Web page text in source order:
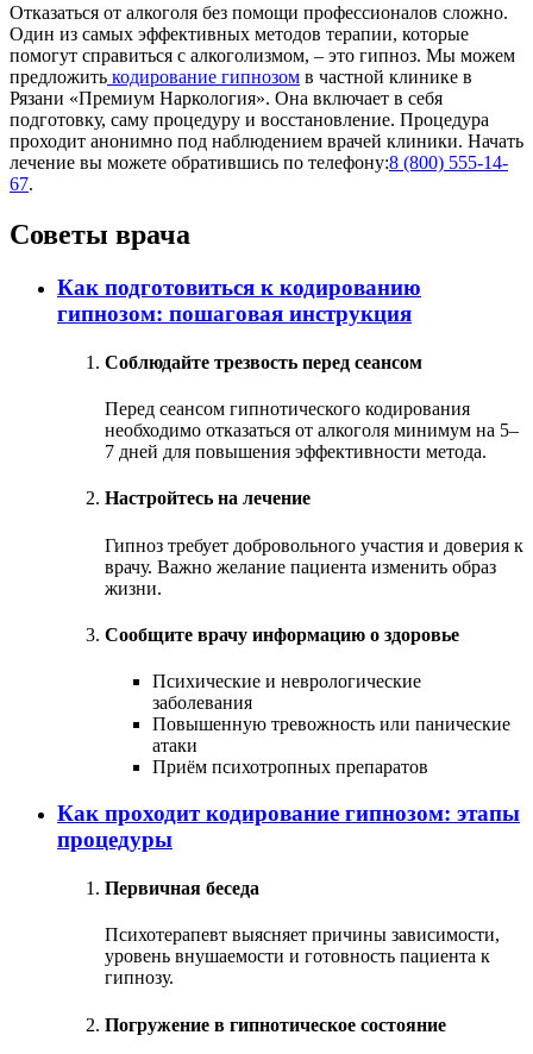
Отказаться от алкоголя без помощи профессионалов сложно.
Один из самых эффективных методов терапии, которые
помогут справиться с алкоголизмом, – это гипноз. Мы можем
предложить кодирование гипнозом в частной клинике в
Рязани «Премиум Наркология». Она включает в себя
подготовку, саму процедуру и восстановление. Процедура
проходит анонимно под наблюдением врачей клиники. Начать
лечение вы можете обратившись по телефону:8 (800) 555-14-
67.
Советы врача
Как подготовиться к кодированию
гипнозом: пошаговая инструкция
Соблюдайте трезвость перед сеансом
Перед сеансом гипнотического кодирования
необходимо отказаться от алкоголя минимум на 5–
7 дней для повышения эффективности метода.
Настройтесь на лечение
Гипноз требует добровольного участия и доверия к
врачу. Важно желание пациента изменить образ
жизни.
Сообщите врачу информацию о здоровье
Психические и неврологические
заболевания
Повышенную тревожность или панические
атаки
Приём психотропных препаратов
Как проходит кодирование гипнозом: этапы
процедуры
Первичная беседа
Психотерапевт выясняет причины зависимости,
уровень внушаемости и готовность пациента к
гипнозу.
Погружение в гипнотическое состояние